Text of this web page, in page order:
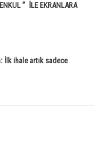
” İLE EKRANLARA
İlk ihale artık sadece